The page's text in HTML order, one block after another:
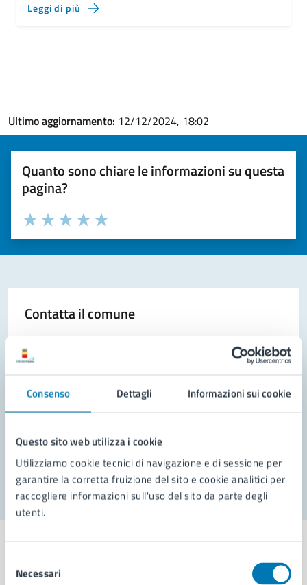
Consenso Dettagli Informazioni sui cookie
Questo sito web utilizza i cookie
Utilizziamo cookie tecnici di navigazione e di sessione per
garantire la corretta fruizione del sito e cookie analitici per
raccogliere informazioni sull'uso del sito da parte degli
utenti.
delNecessari
Leggi di più
Ultimo aggiornamento: 12/12/2024, 18:02
Quanto sono chiare le informazioni su questa
pagina?
Valuta la chiarezza delle informazioni (da 1 a 5 stelle)
Seleziona il numero di stelle per valutare la chiarezza delle
Valuta 5 stelle su 5
Valuta 4 stelle su 5
Valuta 3 stelle su 5
Valuta 2 stelle su 5
Valuta 1 stelle su 5
Contatta il comune
Prenota appuntamento
Problemi in città
Segnala disservizio